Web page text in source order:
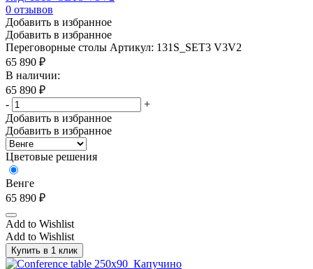
0 отзывов
Добавить в избранное
Добавить в избранное
Переговорные столы Артикул: 131S_SET3 V3V2
65 890 ₽
В наличии:
65 890 ₽
-
+
Добавить в избранное
Добавить в избранное
Цветовые решения
Венге
65 890 ₽
Add to Wishlist
Add to Wishlist
Купить в 1 клик